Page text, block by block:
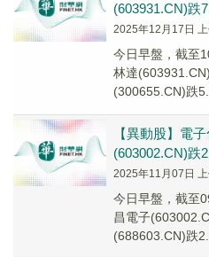
(603931.CN)跌
2025年12月17日
今日早盤，截至
林達
(300655.CN)跌
【異動股】電
(603002.CN)跌
2025年11月07日
今日早盤，截至
昌電子
(688603.CN)跌